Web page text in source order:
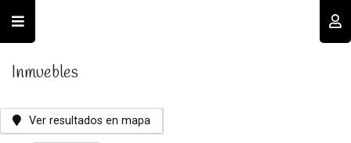
Inmuebles
Ver resultados en mapa